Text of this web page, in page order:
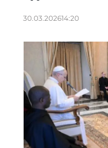
30.03.202614:20